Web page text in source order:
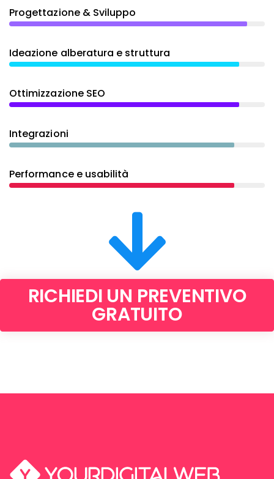
Progettazione & Sviluppo
Ideazione alberatura e struttura
Ottimizzazione SEO
Integrazioni
Performance e usabilità
RICHIEDI UN PREVENTIVO
GRATUITO